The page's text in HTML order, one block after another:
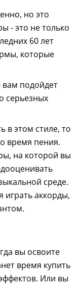
но это
- это не только
60 лет
которые
вам подойдет
серьезных
в этом стиле, то
время пения.
на которой вы
среде.
играть аккорды,
вы освоите
время купить
Или вы